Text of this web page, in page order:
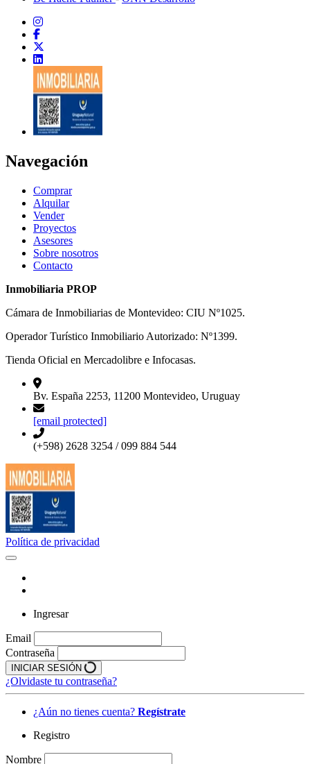
Navegación
Comprar
Alquilar
Vender
Proyectos
Asesores
Sobre nosotros
Contacto
Inmobiliaria PROP
Cámara de Inmobiliarias de Montevideo: CIU Nº1025.
Operador Turístico Inmobiliario Autorizado: Nº1399.
Tienda Oficial en Mercadolibre e Infocasas.
Bv. España 2253, 11200 Montevideo, Uruguay
[email protected]
(+598) 2628 3254 / 099 884 544
Política de privacidad
Ingresar
Email
Contraseña
INICIAR SESIÓN
¿Olvidaste tu contraseña?
¿Aún no tienes cuenta? Regístrate
Registro
Nombre